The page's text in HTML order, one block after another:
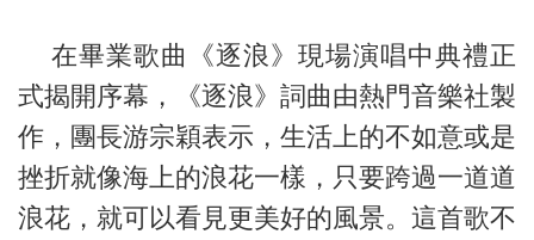
在畢業歌曲《逐浪》現場演唱中典禮正
式揭開序幕，《逐浪》詞曲由熱門音樂社製
作，團長游宗穎表示，生活上的不如意或是
挫折就像海上的浪花一樣，只要跨過一道道
浪花，就可以看見更美好的風景。這首歌不